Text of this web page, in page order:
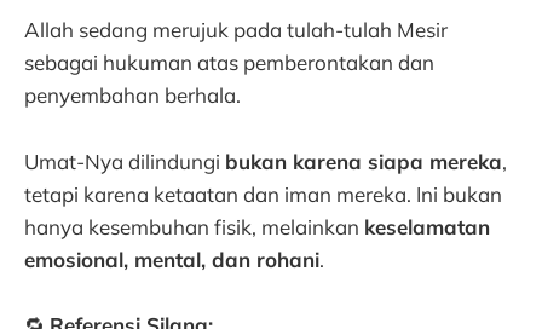
Allah sedang merujuk pada tulah-tulah Mesir
sebagai hukuman atas pemberontakan dan
penyembahan berhala.
Umat-Nya dilindungi bukan karena siapa mereka,
tetapi karena ketaatan dan iman mereka. Ini bukan
hanya kesembuhan fisik, melainkan keselamatan
emosional, mental, dan rohani.